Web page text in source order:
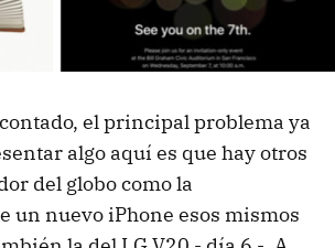
el principal problema ya
algo aquí es que hay otros
del globo como la
un nuevo iPhone esos mismos